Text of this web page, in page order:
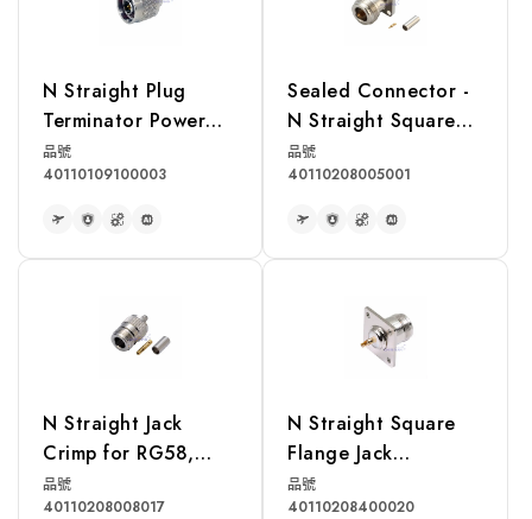
N Straight Plug
Terminator Power
Rating 1W
品號
40110109100003
Sealed Connector -
N Straight Square
Flange Jack Crimp
for RG174, RG316,
RG188 Cable
品號
40110208005001
N Straight Jack
Crimp for RG58,
LMR195 Cable
品號
40110208008017
N Straight Square
Flange Jack
Receptacle
品號
40110208400020